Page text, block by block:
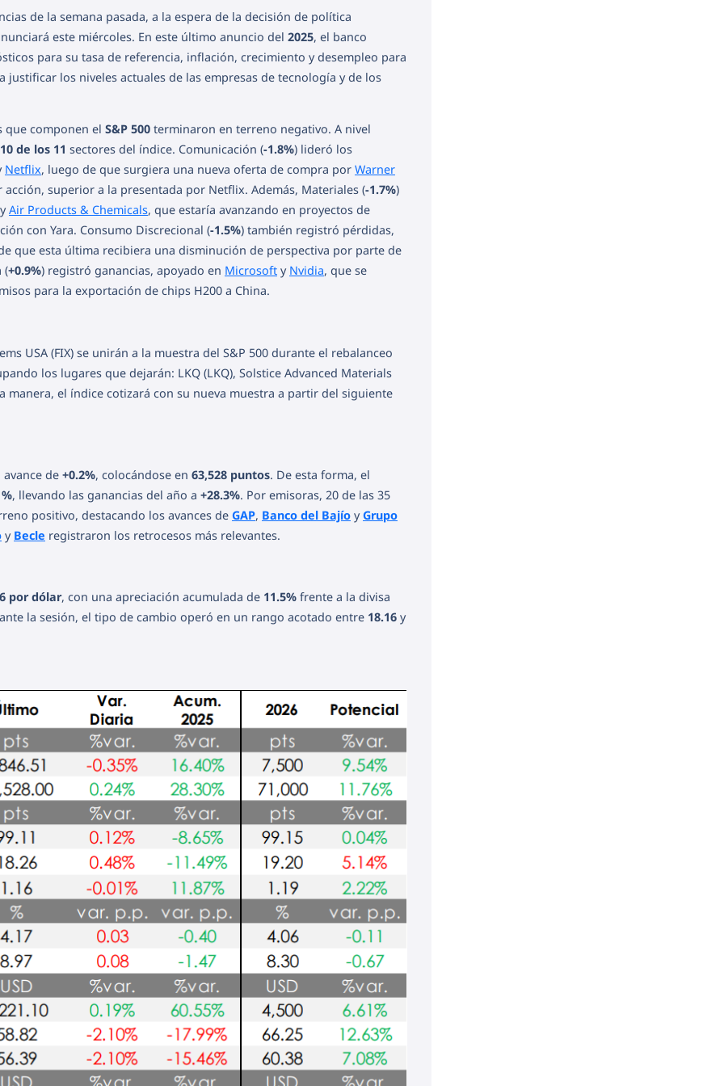
de la semana pasada, a la espera de la decisión de política
este miércoles. En este último anuncio del 2025, el banco
para su tasa de referencia, inflación, crecimiento y desempleo para
los niveles actuales de las empresas de tecnología y de los
que componen el S&P 500 terminaron en terreno negativo. A nivel
10 de los 11 sectores del índice. Comunicación (-1.8%) lideró los
Netflix, luego de que surgiera una nueva oferta de compra por Warner
superior a la presentada por Netflix. Además, Materiales (-1.7%)
Air Products & Chemicals, que estaría avanzando en proyectos de
con Yara. Consumo Discrecional (-1.5%) también registró pérdidas,
que esta última recibiera una disminución de perspectiva por parte de
(+0.9%) registró ganancias, apoyado en Microsoft y Nvidia, que se
para la exportación de chips H200 a China.
USA (FIX) se unirán a la muestra del S&P 500 durante el rebalanceo
los lugares que dejarán: LKQ (LKQ), Solstice Advanced Materials
manera, el índice cotizará con su nueva muestra a partir del siguiente
de +0.2%, colocándose en 63,528 puntos. De esta forma, el
, llevando las ganancias del año a +28.3%. Por emisoras, 20 de las 35
positivo, destacando los avances de GAP, Banco del Bajío yGrupo
y Becle registraron los retrocesos más relevantes.
por dólar, con una apreciación acumulada de 11.5% frente a la divisa
la sesión, el tipo de cambio operó en un rango acotado entre 18.16 y